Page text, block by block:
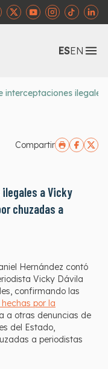
ESEN
interceptaciones
Compartir
a Vicky
chuzadas a
Hernández contó
Vicky Dávila
confirmando las
por la
a otras denuncias de
del Estado,
a periodistas